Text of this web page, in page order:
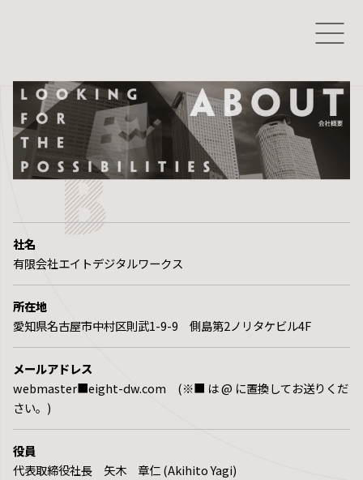
社名
有限会社エイトデジタルワークス
所在地
愛知県名古屋市中村区則武1-9-9 側島第2ノリタケビル4F
メールアドレス
webmaster■eight-dw.com (※■ は @ に置換してお送りくだ
さい。)
役員
代表取締役社長 矢木 章仁 (Akihito Yagi)